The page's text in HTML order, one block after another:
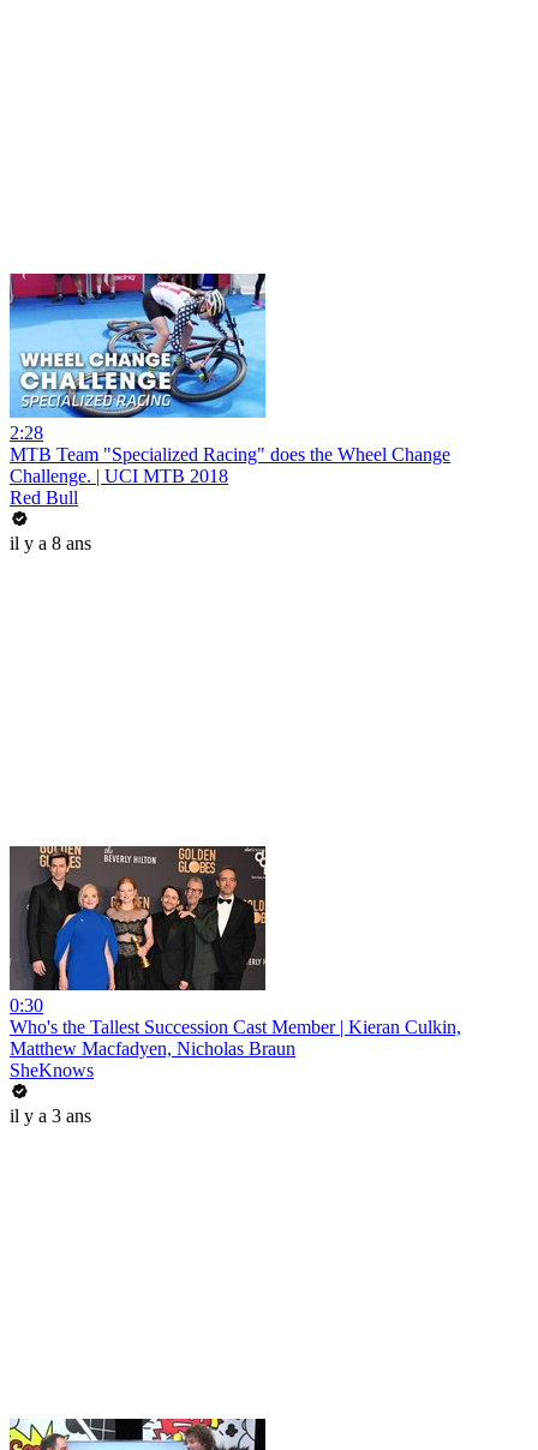
2:28
MTB Team "Specialized Racing" does the Wheel Change
Challenge. | UCI MTB 2018
Red Bull
il y a 8 ans
0:30
Who's the Tallest Succession Cast Member | Kieran Culkin,
Matthew Macfadyen, Nicholas Braun
SheKnows
il y a 3 ans